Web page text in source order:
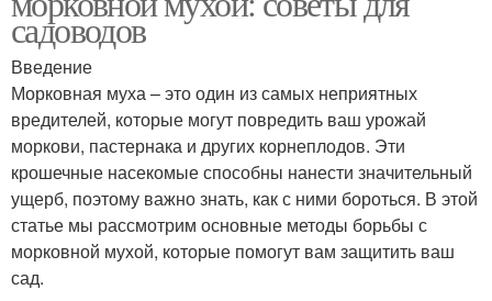
садоводов
Введение
Морковная муха – это один из самых неприятных
вредителей, которые могут повредить ваш урожай
моркови, пастернака и других корнеплодов. Эти
крошечные насекомые способны нанести значительный
ущерб, поэтому важно знать, как с ними бороться. В этой
статье мы рассмотрим основные методы борьбы с
морковной мухой, которые помогут вам защитить ваш
сад.